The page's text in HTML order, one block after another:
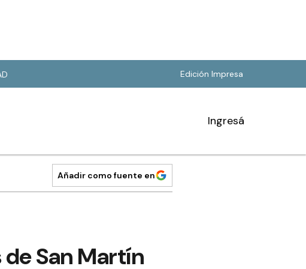
Edición Impresa
Ingresá
Añadir como fuente en
San Martín